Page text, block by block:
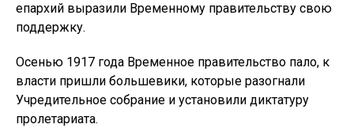
епархий выразили Временному правительству свою
поддержку.
Осенью 1917 года Временное правительство пало, к
власти пришли большевики, которые разогнали
Учредительное собрание и установили диктатуру
пролетариата.